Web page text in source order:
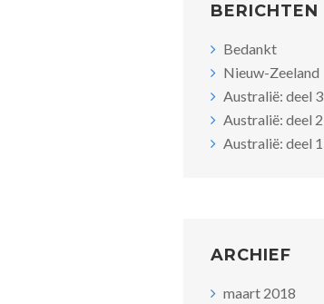
BERICHTEN
Bedankt
Nieuw-Zeeland
Australië: deel 3
Australië: deel 2
Australië: deel 1
ARCHIEF
maart 2018